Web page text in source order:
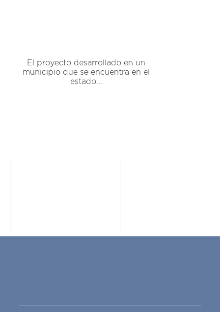
El proyecto desarrollado en un
municipio que se encuentra en el
estado...